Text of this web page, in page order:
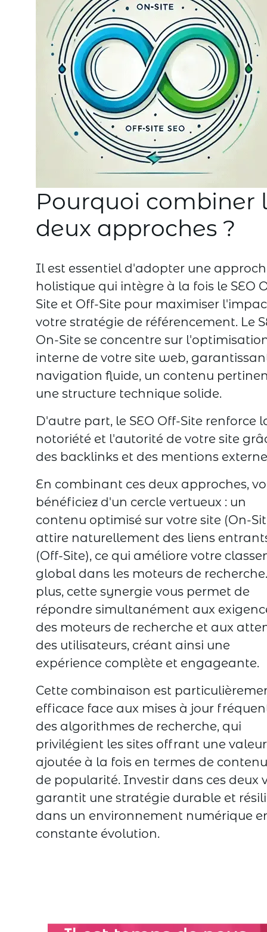
Pourquoi combiner
deux approches ?
Il est essentiel d'adopter une
holistique qui intègre à la fois le SEO
Site et Off-Site pour maximiser
votre stratégie de référencement. Le
On-Site se concentre sur
interne de votre site web,
navigation fluide, un contenu
une structure technique solide.
D'autre part, le SEO Off-Site renforce
notoriété et l'autorité de votre site
des backlinks et des mentions
En combinant ces deux approches,
bénéficiez d'un cercle vertueux : un
contenu optimisé sur votre site (On-
attire naturellement des liens
(Off-Site), ce qui améliore votre
global dans les moteurs de
plus, cette synergie vous permet de
répondre simultanément aux
des moteurs de recherche et aux
des utilisateurs, créant ainsi une
expérience complète et engageante.
Cette combinaison est
efficace face aux mises à jour
des algorithmes de recherche, qui
privilégient les sites offrant une valeur
ajoutée à la fois en termes de
de popularité. Investir dans ces deux
garantit une stratégie durable et
dans un environnement numérique
constante évolution.